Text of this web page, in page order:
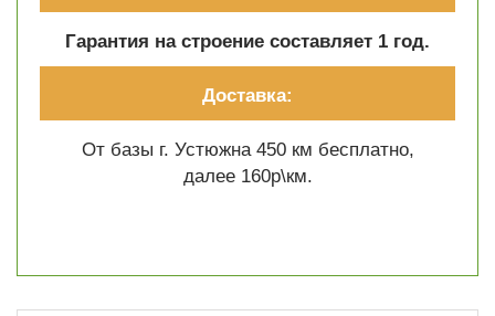
Гарантия на строение составляет 1 год.
Доставка:
От базы г. Устюжна 450 км бесплатно,
далее 160р\км.